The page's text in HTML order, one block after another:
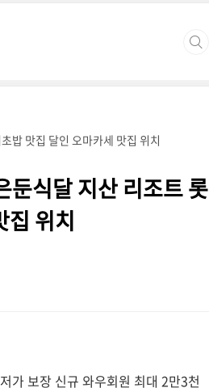
밥 맛집 달인 오마카세 맛집 위치
둔식달 지산 리조트 롯
집 위치
가 보장 신규 와우회원 최대 2만3천